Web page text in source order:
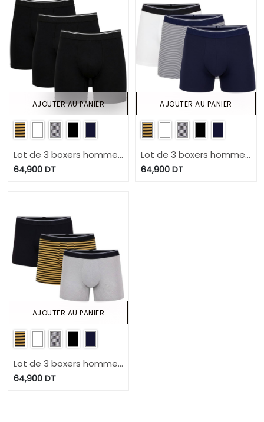
Lot de 3 boxers homme
grandes tailles en coton
64,900DT
AJOUTER AU PANIER
Lot de 3 boxers homme
grandes tailles en coton
64,900 DT
AJOUTER AU PANIER
Lot de 3 boxers homme
grandes tailles en coton
64,900DT
AJOUTER AU PANIER